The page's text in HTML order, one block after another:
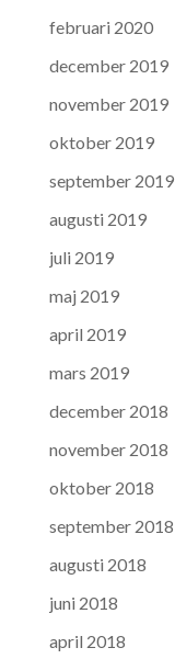
februari 2020
december 2019
november 2019
oktober 2019
september 2019
augusti 2019
juli 2019
maj 2019
april 2019
mars 2019
december 2018
november 2018
oktober 2018
september 2018
augusti 2018
juni 2018
april 2018